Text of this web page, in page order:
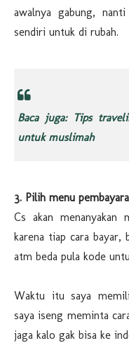
awalnya gabung,
sendiri untuk di rubah.
Baca juga: Tips
untuk muslimah
3. Pilih menu
Cs akan menanyakan
karena tiap cara bayar,
atm beda pula kode
Waktu itu saya
saya iseng meminta
jaga kalo gak bisa ke